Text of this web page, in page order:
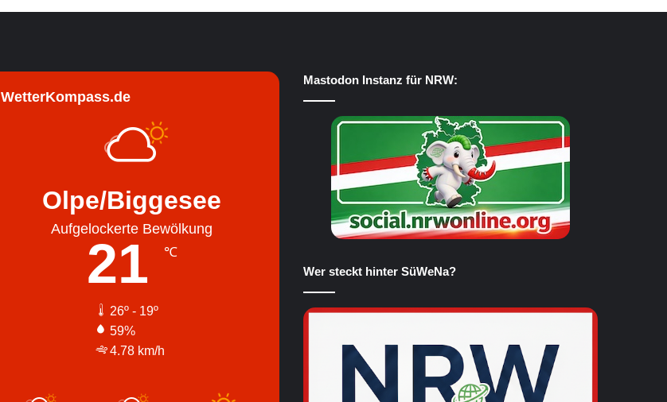
WetterKompass.de
Olpe/Biggesee
Aufgelockerte Bewölkung
21 ℃
26º - 19º
59%
4.78 km/h
Mastodon Instanz für NRW:
Wer steckt hinter SüWeNa?